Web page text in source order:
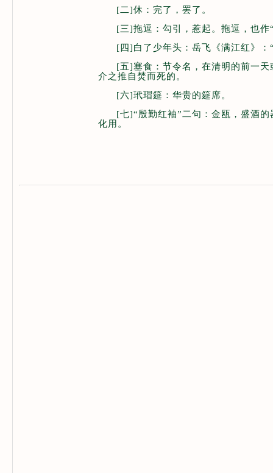
[二]休：完了，罢了。
[三]拖逗：勾引，惹起。拖逗，也作
[四]白了少年头：岳飞《满江红》
[五]塞食：节令名，在清明的前一
介之推自焚而死的。
[六]玳瑁筵：华贵的筵席。
[七]“殷勤红袖”二句：金瓯，盛酒
化用。